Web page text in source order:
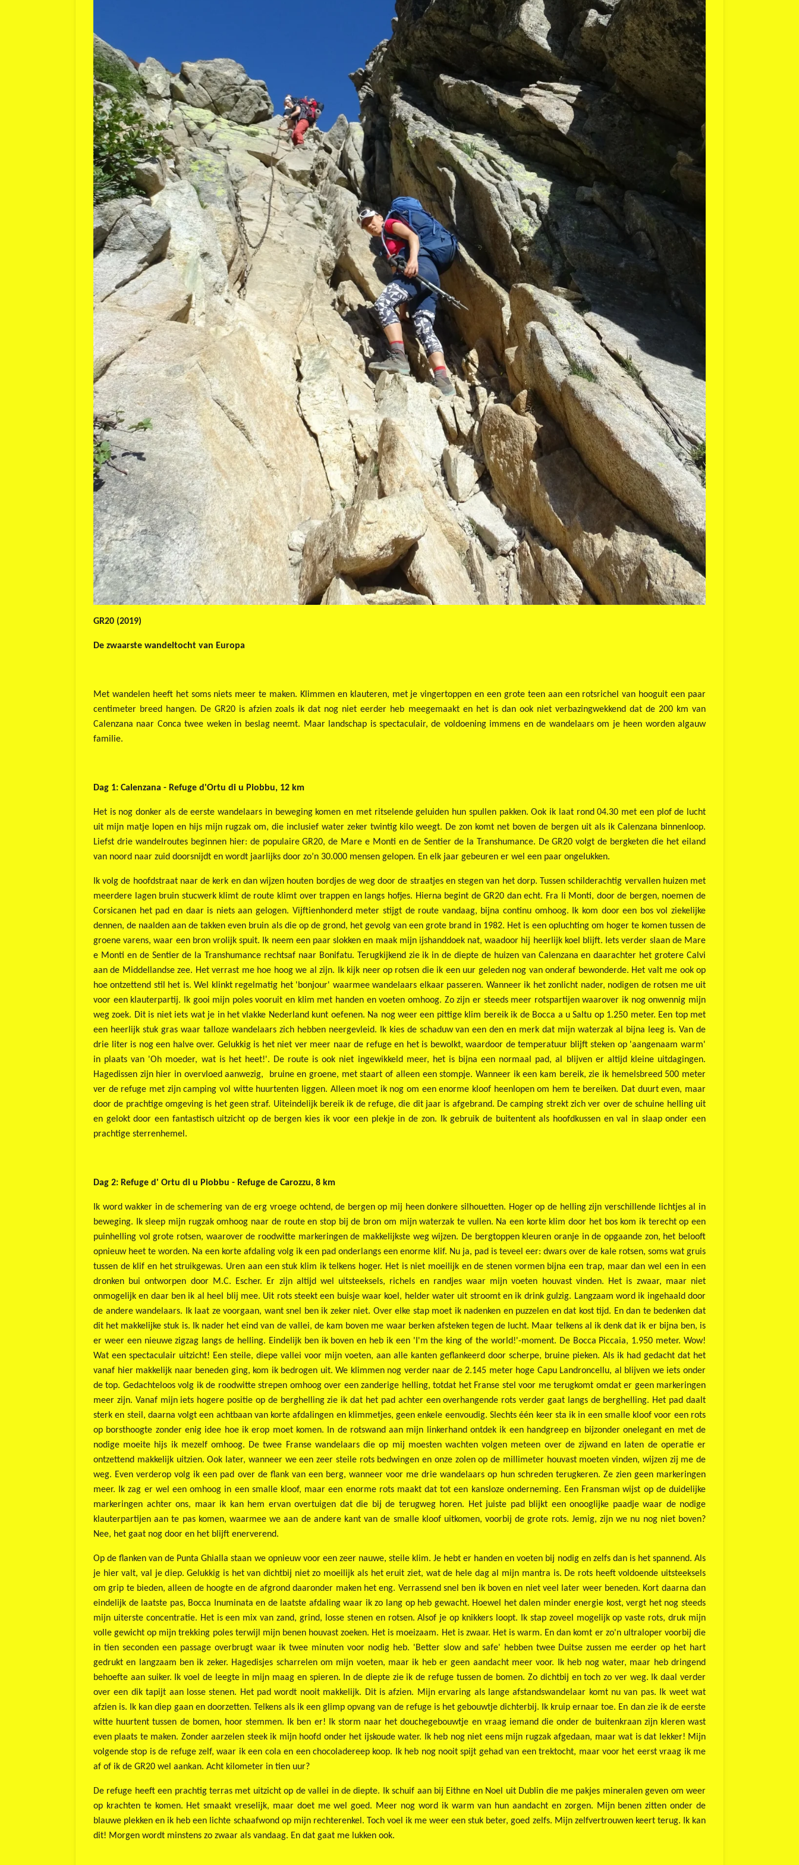
GR20 (2019)
De zwaarste wandeltocht van Europa
Met wandelen heeft het soms niets meer te maken. Klimmen en klauteren, met je vingertoppen en een grote teen aan een rotsrichel van hooguit een paar
centimeter breed hangen. De GR20 is afzien zoals ik dat nog niet eerder heb meegemaakt en het is dan ook niet verbazingwekkend dat de 200 km van
Calenzana naar Conca twee weken in beslag neemt. Maar landschap is spectaculair, de voldoening immens en de wandelaars om je heen worden algauw
familie.
Dag 1: Calenzana - Refuge d'Ortu di u Piobbu, 12 km
Het is nog donker als de eerste wandelaars in beweging komen en met ritselende geluiden hun spullen pakken. Ook ik laat rond 04.30 met een plof de lucht
uit mijn matje lopen en hijs mijn rugzak om, die inclusief water zeker twintig kilo weegt. De zon komt net boven de bergen uit als ik Calenzana binnenloop.
Liefst drie wandelroutes beginnen hier: de populaire GR20, de Mare e Monti en de Sentier de la Transhumance. De GR20 volgt de bergketen die het eiland
van noord naar zuid doorsnijdt en wordt jaarlijks door zo’n 30.000 mensen gelopen. En elk jaar gebeuren er wel een paar ongelukken.
Ik volg de hoofdstraat naar de kerk en dan wijzen houten bordjes de weg door de straatjes en stegen van het dorp. Tussen schilderachtig vervallen huizen met
meerdere lagen bruin stucwerk klimt de route klimt over trappen en langs hofjes. Hierna begint de GR20 dan echt. Fra li Monti, door de bergen, noemen de
Corsicanen het pad en daar is niets aan gelogen. Vijftienhonderd meter stijgt de route vandaag, bijna continu omhoog. Ik kom door een bos vol ziekelijke
dennen, de naalden aan de takken even bruin als die op de grond, het gevolg van een grote brand in 1982. Het is een opluchting om hoger te komen tussen de
groene varens, waar een bron vrolijk spuit. Ik neem een paar slokken en maak mijn ijshanddoek nat, waadoor hij heerlijk koel blijft. Iets verder slaan de Mare
e Monti en de Sentier de la Transhumance rechtsaf naar Bonifatu. Terugkijkend zie ik in de diepte de huizen van Calenzana en daarachter het grotere Calvi
aan de Middellandse zee. Het verrast me hoe hoog we al zijn. Ik kijk neer op rotsen die ik een uur geleden nog van onderaf bewonderde. Het valt me ook op
hoe ontzettend stil het is. Wel klinkt regelmatig het 'bonjour' waarmee wandelaars elkaar passeren. Wanneer ik het zonlicht nader, nodigen de rotsen me uit
voor een klauterpartij. Ik gooi mijn poles vooruit en klim met handen en voeten omhoog. Zo zijn er steeds meer rotspartijen waarover ik nog onwennig mijn
weg zoek. Dit is niet iets wat je in het vlakke Nederland kunt oefenen. Na nog weer een pittige klim bereik ik de Bocca a u Saltu op 1.250 meter. Een top met
een heerlijk stuk gras waar talloze wandelaars zich hebben neergevleid. Ik kies de schaduw van een den en merk dat mijn waterzak al bijna leeg is. Van de
drie liter is nog een halve over. Gelukkig is het niet ver meer naar de refuge en het is bewolkt, waardoor de temperatuur blijft steken op 'aangenaam warm'
in plaats van 'Oh moeder, wat is het heet!'. De route is ook niet ingewikkeld meer, het is bijna een normaal pad, al blijven er altijd kleine uitdagingen.
Hagedissen zijn hier in overvloed aanwezig, bruine en groene, met staart of alleen een stompje. Wanneer ik een kam bereik, zie ik hemelsbreed 500 meter
ver de refuge met zijn camping vol witte huurtenten liggen. Alleen moet ik nog om een enorme kloof heenlopen om hem te bereiken. Dat duurt even, maar
door de prachtige omgeving is het geen straf. Uiteindelijk bereik ik de refuge, die dit jaar is afgebrand. De camping strekt zich ver over de schuine helling uit
en gelokt door een fantastisch uitzicht op de bergen kies ik voor een plekje in de zon. Ik gebruik de buitentent als hoofdkussen en val in slaap onder een
prachtige sterrenhemel.
Dag 2: Refuge d' Ortu di u Piobbu - Refuge de Carozzu, 8 km
Ik word wakker in de schemering van de erg vroege ochtend, de bergen op mij heen donkere silhouetten. Hoger op de helling zijn verschillende lichtjes al in
beweging. Ik sleep mijn rugzak omhoog naar de route en stop bij de bron om mijn waterzak te vullen. Na een korte klim door het bos kom ik terecht op een
puinhelling vol grote rotsen, waarover de roodwitte markeringen de makkelijkste weg wijzen. De bergtoppen kleuren oranje in de opgaande zon, het belooft
opnieuw heet te worden. Na een korte afdaling volg ik een pad onderlangs een enorme klif. Nu ja, pad is teveel eer: dwars over de kale rotsen, soms wat gruis
tussen de klif en het struikgewas. Uren aan een stuk klim ik telkens hoger. Het is niet moeilijk en de stenen vormen bijna een trap, maar dan wel een in een
dronken bui ontworpen door M.C. Escher. Er zijn altijd wel uitsteeksels, richels en randjes waar mijn voeten houvast vinden. Het is zwaar, maar niet
onmogelijk en daar ben ik al heel blij mee. Uit rots steekt een buisje waar koel, helder water uit stroomt en ik drink gulzig. Langzaam word ik ingehaald door
de andere wandelaars. Ik laat ze voorgaan, want snel ben ik zeker niet. Over elke stap moet ik nadenken en puzzelen en dat kost tijd. En dan te bedenken dat
dit het makkelijke stuk is. Ik nader het eind van de vallei, de kam boven me waar berken afsteken tegen de lucht. Maar telkens al ik denk dat ik er bijna ben, is
er weer een nieuwe zigzag langs de helling. Eindelijk ben ik boven en heb ik een 'I'm the king of the world!'-moment. De Bocca Piccaia, 1.950 meter. Wow!
Wat een spectaculair uitzicht! Een steile, diepe vallei voor mijn voeten, aan alle kanten geflankeerd door scherpe, bruine pieken. Als ik had gedacht dat het
vanaf hier makkelijk naar beneden ging, kom ik bedrogen uit. We klimmen nog verder naar de 2.145 meter hoge Capu Landroncellu, al blijven we iets onder
de top. Gedachteloos volg ik de roodwitte strepen omhoog over een zanderige helling, totdat het Franse stel voor me terugkomt omdat er geen markeringen
meer zijn. Vanaf mijn iets hogere positie op de berghelling zie ik dat het pad achter een overhangende rots verder gaat langs de berghelling. Het pad daalt
sterk en steil, daarna volgt een achtbaan van korte afdalingen en klimmetjes, geen enkele eenvoudig. Slechts één keer sta ik in een smalle kloof voor een rots
op borsthoogte zonder enig idee hoe ik erop moet komen. In de rotswand aan mijn linkerhand ontdek ik een handgreep en bijzonder onelegant en met de
nodige moeite hijs ik mezelf omhoog. De twee Franse wandelaars die op mij moesten wachten volgen meteen over de zijwand en laten de operatie er
ontzettend makkelijk uitzien. Ook later, wanneer we een zeer steile rots bedwingen en onze zolen op de millimeter houvast moeten vinden, wijzen zij me de
weg. Even verderop volg ik een pad over de flank van een berg, wanneer voor me drie wandelaars op hun schreden terugkeren. Ze zien geen markeringen
meer. Ik zag er wel een omhoog in een smalle kloof, maar een enorme rots maakt dat tot een kansloze onderneming. Een Fransman wijst op de duidelijke
markeringen achter ons, maar ik kan hem ervan overtuigen dat die bij de terugweg horen. Het juiste pad blijkt een onooglijke paadje waar de nodige
klauterpartijen aan te pas komen, waarmee we aan de andere kant van de smalle kloof uitkomen, voorbij de grote rots. Jemig, zijn we nu nog niet boven?
Nee, het gaat nog door en het blijft enerverend.
Op de flanken van de Punta Ghialla staan we opnieuw voor een zeer nauwe, steile klim. Je hebt er handen en voeten bij nodig en zelfs dan is het spannend. Als
je hier valt, val je diep. Gelukkig is het van dichtbij niet zo moeilijk als het eruit ziet, wat de hele dag al mijn mantra is. De rots heeft voldoende uitsteeksels
om grip te bieden, alleen de hoogte en de afgrond daaronder maken het eng. Verrassend snel ben ik boven en niet veel later weer beneden. Kort daarna dan
eindelijk de laatste pas, Bocca Inuminata en de laatste afdaling waar ik zo lang op heb gewacht. Hoewel het dalen minder energie kost, vergt het nog steeds
mijn uiterste concentratie. Het is een mix van zand, grind, losse stenen en rotsen. Alsof je op knikkers loopt. Ik stap zoveel mogelijk op vaste rots, druk mijn
volle gewicht op mijn trekking poles terwijl mijn benen houvast zoeken. Het is moeizaam. Het is zwaar. Het is warm. En dan komt er zo'n ultraloper voorbij die
in tien seconden een passage overbrugt waar ik twee minuten voor nodig heb. 'Better slow and safe' hebben twee Duitse zussen me eerder op het hart
gedrukt en langzaam ben ik zeker. Hagedisjes scharrelen om mijn voeten, maar ik heb er geen aandacht meer voor. Ik heb nog water, maar heb dringend
behoefte aan suiker. Ik voel de leegte in mijn maag en spieren. In de diepte zie ik de refuge tussen de bomen. Zo dichtbij en toch zo ver weg. Ik daal verder
over een dik tapijt aan losse stenen. Het pad wordt nooit makkelijk. Dit is afzien. Mijn ervaring als lange afstandswandelaar komt nu van pas. Ik weet wat
afzien is. Ik kan diep gaan en doorzetten. Telkens als ik een glimp opvang van de refuge is het gebouwtje dichterbij. Ik kruip ernaar toe. En dan zie ik de eerste
witte huurtent tussen de bomen, hoor stemmen. Ik ben er! Ik storm naar het douchegebouwtje en vraag iemand die onder de buitenkraan zijn kleren wast
even plaats te maken. Zonder aarzelen steek ik mijn hoofd onder het ijskoude water. Ik heb nog niet eens mijn rugzak afgedaan, maar wat is dat lekker! Mijn
volgende stop is de refuge zelf, waar ik een cola en een chocoladereep koop. Ik heb nog nooit spijt gehad van een trektocht, maar voor het eerst vraag ik me
af of ik de GR20 wel aankan. Acht kilometer in tien uur?
De refuge heeft een prachtig terras met uitzicht op de vallei in de diepte. Ik schuif aan bij Eithne en Noel uit Dublin die me pakjes mineralen geven om weer
op krachten te komen. Het smaakt vreselijk, maar doet me wel goed. Meer nog word ik warm van hun aandacht en zorgen. Mijn benen zitten onder de
blauwe plekken en ik heb een lichte schaafwond op mijn rechterenkel. Toch voel ik me weer een stuk beter, goed zelfs. Mijn zelfvertrouwen keert terug. Ik kan
dit! Morgen wordt minstens zo zwaar als vandaag. En dat gaat me lukken ook.